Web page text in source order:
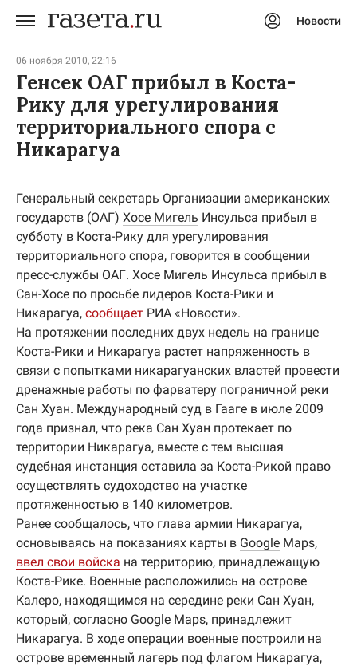
Новости
06 ноября 2010, 22:16
Генсек ОАГ прибыл в Коста-
Рику для урегулирования
территориального спора с
Никарагуа
Генеральный секретарь Организации американских
государств (ОАГ) Хосе Мигель Инсульса прибыл в
субботу в Коста-Рику для урегулирования
территориального спора, говорится в сообщении
пресс-службы ОАГ. Хосе Мигель Инсульса прибыл в
Сан-Хосе по просьбе лидеров Коста-Рики и
Никарагуа, сообщает РИА «Новости».
На протяжении последних двух недель на границе
Коста-Рики и Никарагуа растет напряженность в
связи с попытками никарагуанских властей провести
дренажные работы по фарватеру пограничной реки
Сан Хуан. Международный суд в Гааге в июле 2009
года признал, что река Сан Хуан протекает по
территории Никарагуа, вместе с тем высшая
судебная инстанция оставила за Коста-Рикой право
осуществлять судоходство на участке
протяженностью в 140 километров.
Ранее сообщалось, что глава армии Никарагуа,
основываясь на показаниях карты в Google Maps,
ввел свои войска на территорию, принадлежащую
Коста-Рике. Военные расположились на острове
Калеро, находящимся на середине реки Сан Хуан,
который, согласно Google Maps, принадлежит
Никарагуа. В ходе операции военные построили на
острове временный лагерь под флагом Никарагуа,